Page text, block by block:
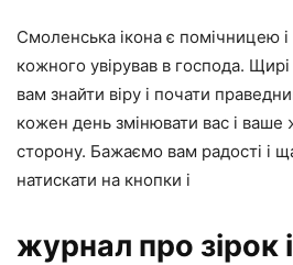
Смоленська ікона є помічницею
кожного увірував в господа.
вам знайти віру і почати
кожен день змінювати вас і ваше
сторону. Бажаємо вам радості і
натискати на кнопки і
журнал про зірок